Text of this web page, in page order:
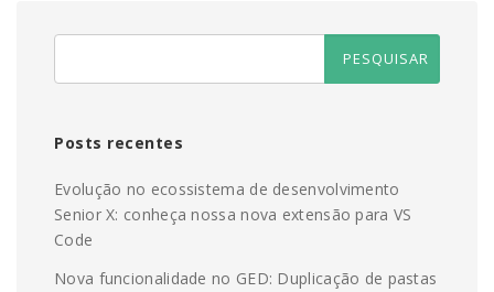
Posts recentes
Evolução no ecossistema de desenvolvimento
Senior X: conheça nossa nova extensão para VS
Code
Nova funcionalidade no GED: Duplicação de pastas